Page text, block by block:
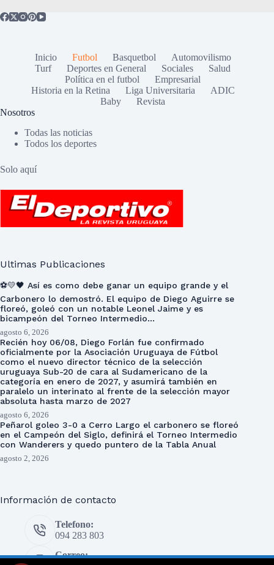
Inicio Futbol Basquetbol
Automovilismo
Turf
Deportes en General Sociales
Salud
Política en el futbol
Empresarial
Historia en la Retina
Liga Universitaria
ADIC
Baby
Revista
Nosotros
Todas las noticias
Todos los deportes
Solo aquí
Ultimas Publicaciones
⚽💛🖤 Así es como debe ganar un equipo grande y el
Carbonero lo demostró. El equipo de Diego Aguirre se
floreó, goleó con un notable Leonel Jaime y es
bicampeón del Torneo Intermedio…
agosto 6, 2026
Recién hoy 06/08, Diego Forlán fue confirmado
oficialmente por la Asociación Uruguaya de Fútbol
como el nuevo director técnico de la selección
uruguaya Sub-20 de cara al Sudamericano de la
categoría en enero de 2027, y asumirá también en
paralelo un interinato al frente de la selección mayor
absoluta hasta marzo de 2027
agosto 6, 2026
Peñarol goleo 3-0 a Cerro Largo el carbonero se floreó
en el Campeón del Siglo, definirá el Torneo Intermedio
con Wanderers y quedo puntero de la Tabla Anual
agosto 2, 2026
Información de contacto
Telefono:
094 283 803
Correo: